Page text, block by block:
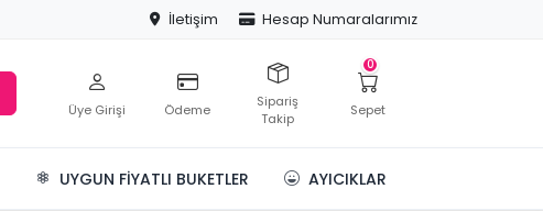
İletişim Hesap Numaralarımız
Üye Girişi Ödeme
Sipariş
Takip
Sepet
0
UYGUN FIYATLI BUKETLER AYICIKLAR